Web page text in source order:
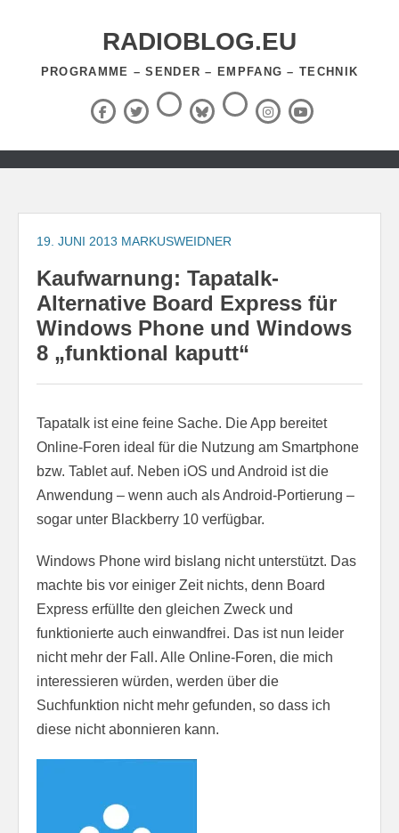
RADIOBLOG.EU
PROGRAMME – SENDER – EMPFANG – TECHNIK
Facebook
X
(Twitter)
ThreadsBlueSky
RSS-
Feed InstagramYouTube
Zum
springen
19. JUNI 2013 MARKUSWEIDNER
Kaufwarnung: Tapatalk-
Alternative Board Express für
Windows Phone und Windows
8 „funktional kaputt“
Tapatalk ist eine feine Sache. Die App bereitet
Online-Foren ideal für die Nutzung am Smartphone
bzw. Tablet auf. Neben iOS und Android ist die
Anwendung – wenn auch als Android-Portierung –
sogar unter Blackberry 10 verfügbar.
Windows Phone wird bislang nicht unterstützt. Das
machte bis vor einiger Zeit nichts, denn Board
Express erfüllte den gleichen Zweck und
funktionierte auch einwandfrei. Das ist nun leider
nicht mehr der Fall. Alle Online-Foren, die mich
interessieren würden, werden über die
Suchfunktion nicht mehr gefunden, so dass ich
diese nicht abonnieren kann.